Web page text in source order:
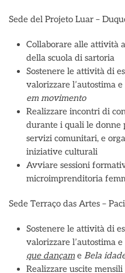
Sede del Projeto Luar –
Collaborare alle attività
della scuola di sartoria
Sostenere le attività di
valorizzare l’autostima
em movimento
Realizzare incontri di
durante i quali le donne
servizi comunitari, e
iniziative culturali
Avviare sessioni
microimprenditoria
Sede Terraço das Artes –
Sostenere le attività di
valorizzare l’autostima
que dançam e Bela
Realizzare uscite